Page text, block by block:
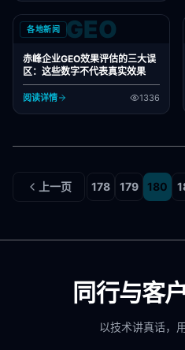
各地新闻 GEO
赤峰企业GEO效果评估的三大误
区：这些数字不代表真实效果
阅读详情 1336
上一页 178 179 180
同行与客
以技术讲真话，